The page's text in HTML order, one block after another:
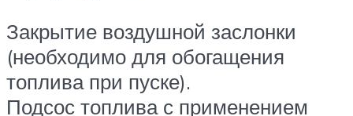
Закрытие воздушной заслонки
(необходимо для обогащения
топлива при пуске).
Подсос топлива с применением